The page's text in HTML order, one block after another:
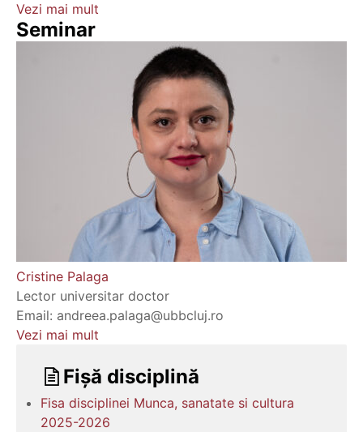
Vezi mai mult
Seminar
Cristine Palaga
Lector universitar doctor
Email: andreea.palaga@ubbcluj.ro
Vezi mai mult
Fișă disciplină
Fisa disciplinei Munca, sanatate si cultura
2025-2026